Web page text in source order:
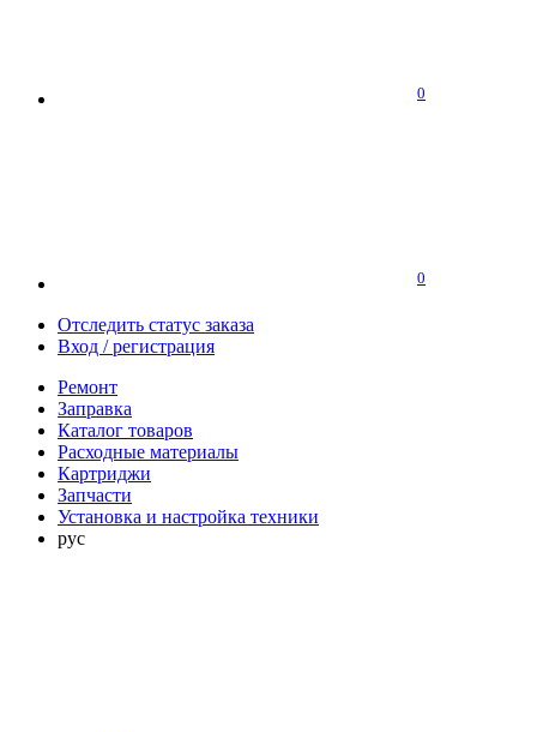
0
0
Отследить статус заказа
Вход / регистрация
Ремонт
Заправка
Каталог товаров
Расходные материалы
Картриджи
Запчасти
Установка и настройка техники
рус